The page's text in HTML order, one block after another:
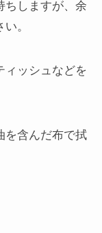
ちしますが、余
。
ィッシュなどを
を含んだ布で拭